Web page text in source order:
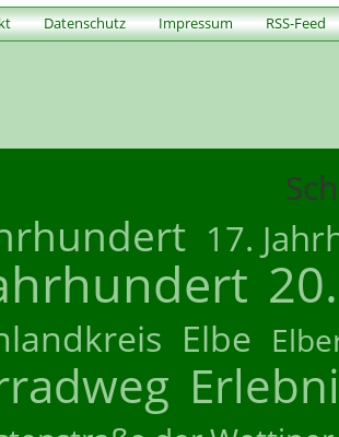
Datenschutz Impressum RSS-Feed
17.
Elbe